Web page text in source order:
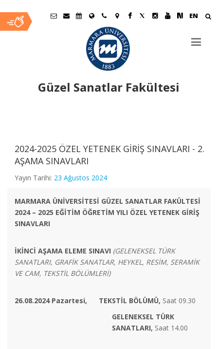
EN
Güzel Sanatlar Fakültesi
İçerik
2024-2025 ÖZEL YETENEK GİRİŞ SINAVLARI - 2.
AŞAMA SINAVLARI
Yayın Tarihi: 23 Ağustos 2024
MARMARA ÜNİVERSİTESİ GÜZEL SANATLAR FAKÜLTESİ
2024 – 2025 EĞİTİM ÖĞRETİM YILI ÖZEL YETENEK GİRİŞ
SINAVLARI
İKİNCİ AŞAMA ELEME SINAVI (GELENEKSEL TÜRK
SANATLARI, GRAFİK SANATLAR, HEYKEL, RESİM, SERAMİK
VE CAM, TEKSTİL BÖLÜMLERİ)
26.08.2024 Pazartesi, TEKSTİL BÖLÜMÜ, Saat 09.30
GELENEKSEL TÜRK
SANATLARI, Saat 14.00